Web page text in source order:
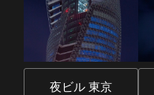
夜ビル 東京